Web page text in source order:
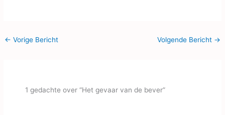
← Vorige Bericht Volgende Bericht →
1 gedachte over “Het gevaar van de bever”